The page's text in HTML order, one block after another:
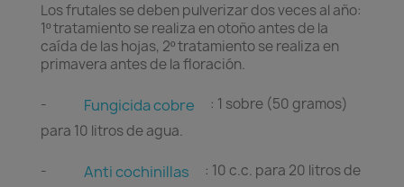
Los frutales se deben pulverizar dos veces al año:
1º tratamiento se realiza en otoño antes de la
caída de las hojas, 2º tratamiento se realiza en
primavera antes de la floración.
- Fungicida cobre
: 1 sobre (50 gramos)
para 10 litros de agua.
- Anti cochinillas
: 10 c.c. para 20 litros de